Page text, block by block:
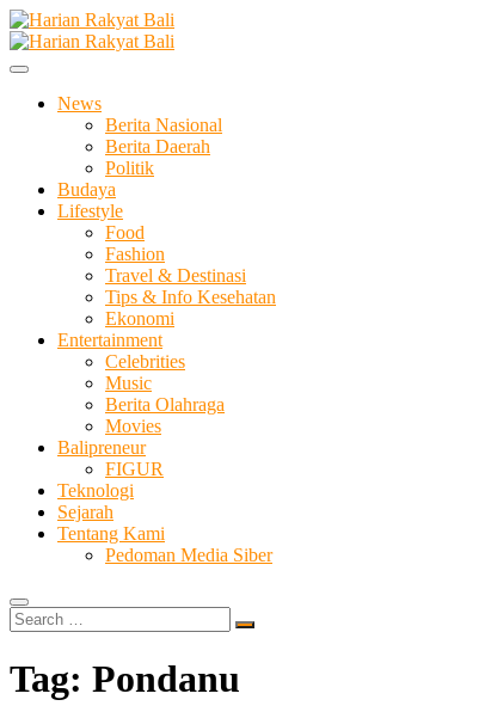
Skip
to
content
Harian Rakyat Bali
Membangun Semangat Kehidupan dan Berbangsa
News
Berita Nasional
Berita Daerah
Politik
Budaya
Lifestyle
Food
Fashion
Travel & Destinasi
Tips & Info Kesehatan
Ekonomi
Entertainment
Celebrities
Music
Berita Olahraga
Movies
Balipreneur
FIGUR
Teknologi
Sejarah
Tentang Kami
Pedoman Media Siber
Search
…
Tag: Pondanu